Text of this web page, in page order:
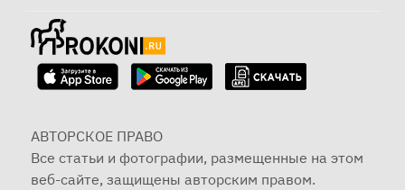
АВТОРСКОЕ ПРАВО
Все статьи и фотографии, размещенные на этом
веб-сайте, защищены авторским правом.